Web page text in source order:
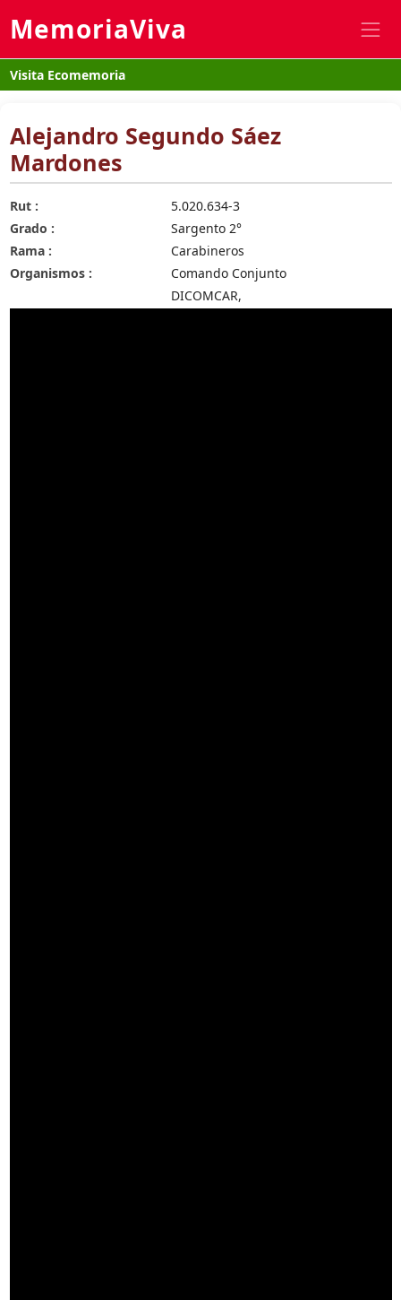
MemoriaViva
Visita Ecomemoria
Alejandro Segundo Sáez
Mardones
Rut :
5.020.634-3
Grado :
Sargento 2°
Rama :
Carabineros
Organismos :
Comando Conjunto
DICOMCAR,